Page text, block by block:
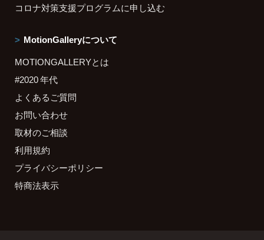
コロナ対策支援プログラムに申し込む
MotionGalleryについて
MOTIONGALLERYとは
#2020 年代
よくあるご質問
お問い合わせ
取材のご相談
利用規約
プライバシーポリシー
特商法表示